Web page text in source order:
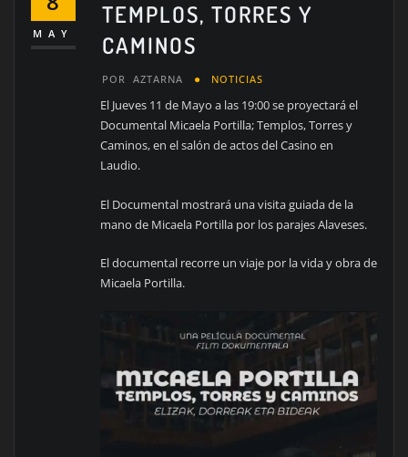
MAY
TEMPLOS, TORRES Y
CAMINOS
POR AZTARNA NOTICIAS
El Jueves 11 de Mayo a las 19:00 se proyectará el
Documental Micaela Portilla; Templos, Torres y
Caminos, en el salón de actos del Casino en
Laudio.
El Documental mostrará una visita guiada de la
mano de Micaela Portilla por los parajes Alaveses.
El documental recorre un viaje por la vida y obra de
Micaela Portilla.